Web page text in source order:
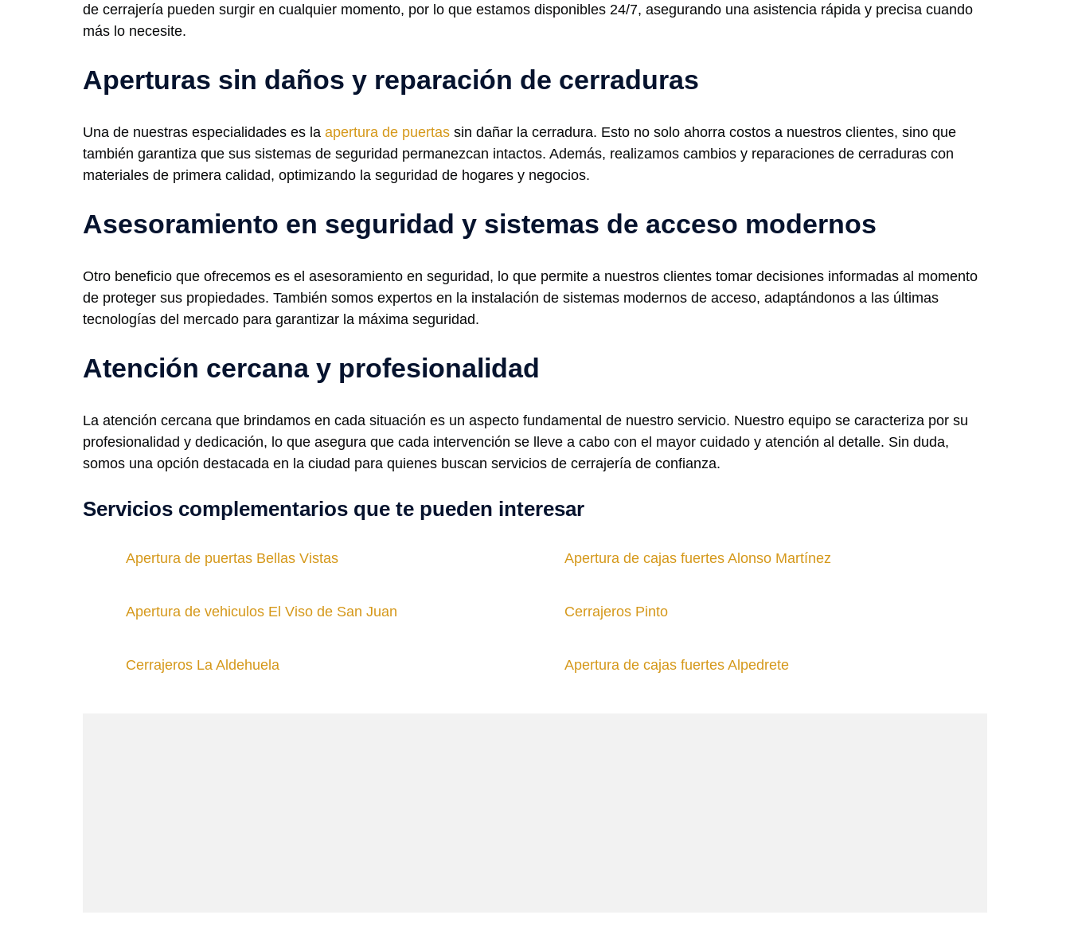
de cerrajería pueden surgir en cualquier momento, por lo que estamos disponibles 24/7, asegurando una asistencia rápida y precisa cuando
más lo necesite.
Aperturas sin daños y reparación de cerraduras
Una de nuestras especialidades es la apertura de puertas sin dañar la cerradura. Esto no solo ahorra costos a nuestros clientes, sino que
también garantiza que sus sistemas de seguridad permanezcan intactos. Además, realizamos cambios y reparaciones de cerraduras con
materiales de primera calidad, optimizando la seguridad de hogares y negocios.
Asesoramiento en seguridad y sistemas de acceso modernos
Otro beneficio que ofrecemos es el asesoramiento en seguridad, lo que permite a nuestros clientes tomar decisiones informadas al momento
de proteger sus propiedades. También somos expertos en la instalación de sistemas modernos de acceso, adaptándonos a las últimas
tecnologías del mercado para garantizar la máxima seguridad.
Atención cercana y profesionalidad
La atención cercana que brindamos en cada situación es un aspecto fundamental de nuestro servicio. Nuestro equipo se caracteriza por su
profesionalidad y dedicación, lo que asegura que cada intervención se lleve a cabo con el mayor cuidado y atención al detalle. Sin duda,
somos una opción destacada en la ciudad para quienes buscan servicios de cerrajería de confianza.
Servicios complementarios que te pueden interesar
Apertura de puertas Bellas Vistas Apertura de cajas fuertes Alonso Martínez
Apertura de vehiculos El Viso de San Juan Cerrajeros Pinto
Cerrajeros La Aldehuela Apertura de cajas fuertes Alpedrete